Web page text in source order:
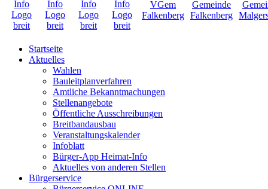
Startseite
Aktuelles
Wahlen
Bauleitplanverfahren
Amtliche Bekanntmachungen
Stellenangebote
Öffentliche Ausschreibungen
Breitbandausbau
Veranstaltungskalender
Infoblatt
Bürger-App Heimat-Info
Aktuelles von anderen Stellen
Bürgerservice